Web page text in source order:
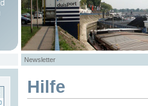
Newsletter
Hilfe